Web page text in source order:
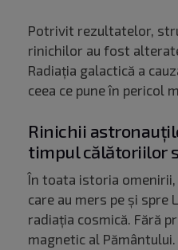
Potrivit rezultatelor,
rinichilor au fost
Radiația galactică a
ceea ce pune în pericol
Rinichii
timpul călătoriilor
În toata istoria omenirii,
care au mers pe și spre
radiația cosmică. Fără
magnetic al